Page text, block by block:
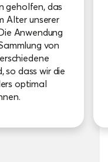
geholfen, das
Alter unserer
Anwendung
von
so dass wir die
optimal